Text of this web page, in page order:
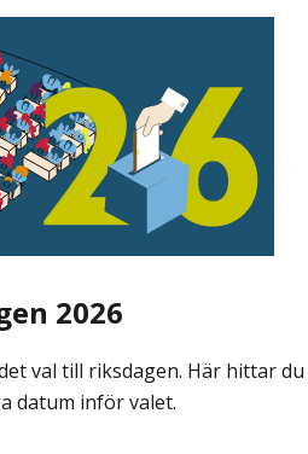
2026
val till riksdagen. Här hittar du
datum inför valet.